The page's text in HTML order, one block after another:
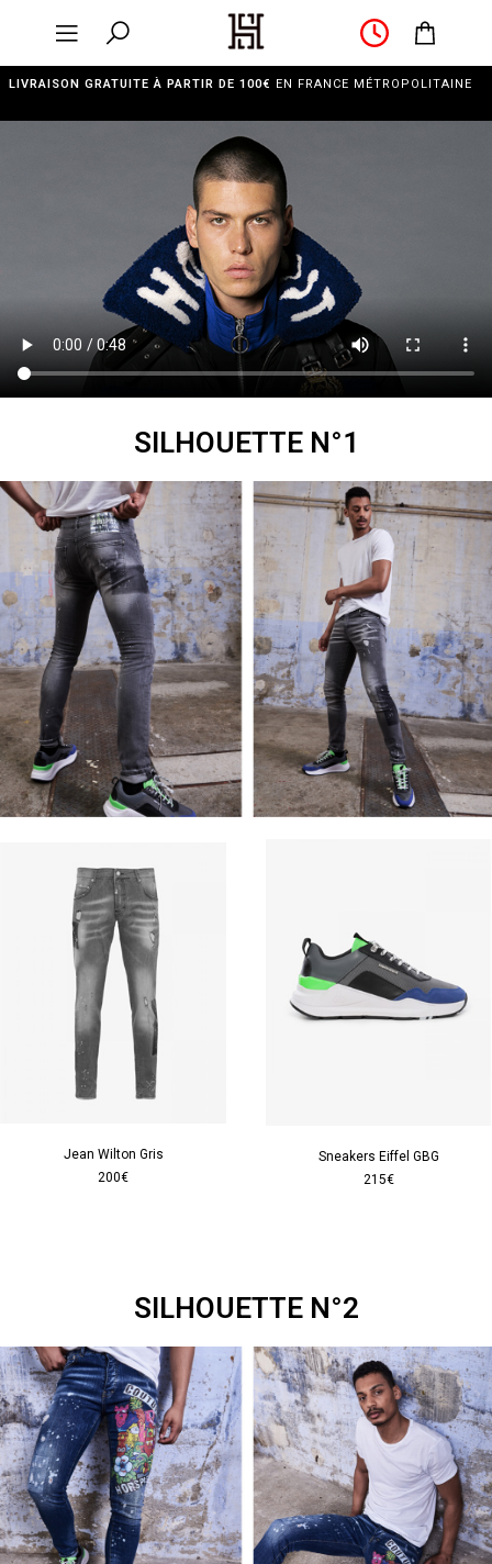
LIVRAISON GRATUITE À PARTIR DE 100€ EN FRANCE MÉTROPOLITAINE
SILHOUETTE N°1
Jean Wilton Gris
200€
Sneakers Eiffel GBG
215€
SILHOUETTE N°2